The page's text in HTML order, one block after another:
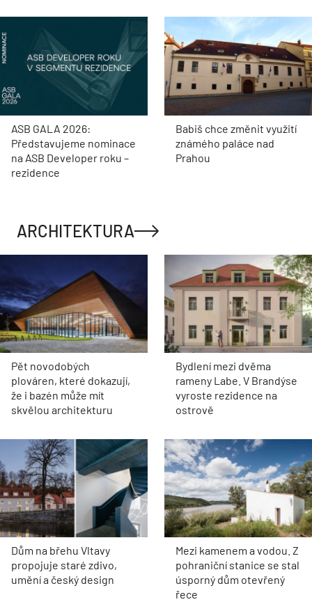
ASB GALA 2026:
Představujeme nominace
na ASB Developer roku –
rezidence
Babiš chce změnit využití
známého paláce nad
Prahou
ARCHITEKTURA
Pět novodobých
plováren, které dokazují,
že i bazén může mít
skvělou architekturu
Bydlení mezi dvěma
rameny Labe. V Brandýse
vyroste rezidence na
ostrově
Dům na břehu Vltavy
propojuje staré zdivo,
umění a český design
Mezi kamenem a vodou. Z
pohraniční stanice se stal
úsporný dům otevřený
řece